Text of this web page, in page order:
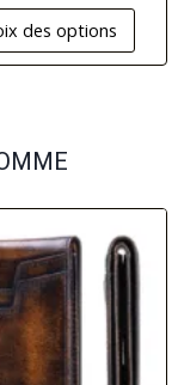
des options